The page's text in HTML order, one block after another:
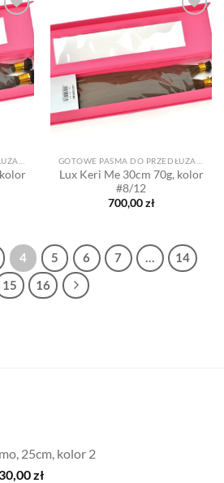
Dodaj
do listy
Dodaj
do listy
życzeń
Lux Keri Me 30cm 70g, kolor
#8/12
700,00zł
4 5 6 7 …
14
15
16
25cm, kolor 2
złAktualna